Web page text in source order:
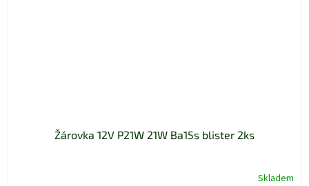
Žárovka 12V P21W 21W Ba15s blister 2ks
Skladem